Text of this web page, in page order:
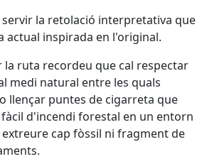
la retolació interpretativa que
actual inspirada en l'original.
la ruta recordeu que cal respectar
medi natural entre les quals
llençar puntes de cigarreta que
d'incendi forestal en un entorn
cap fòssil ni fragment de